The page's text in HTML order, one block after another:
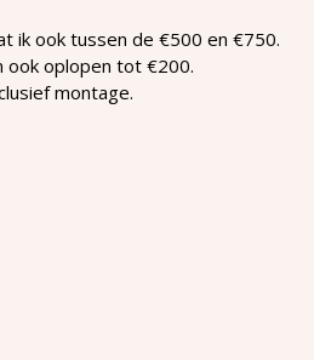
ik ook tussen de €500 en €750.
ook oplopen tot €200.
montage.